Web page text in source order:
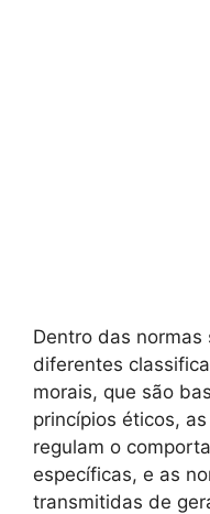
Dentro das
diferentes
morais, que são
princípios éticos,
regulam o
específicas, e as
transmitidas de